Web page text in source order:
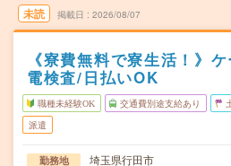
未読 掲載日 2026/08/07
《寮費無料で寮生活！》
電検査/日払いOK
職種未経験OK 交通費別途支給あり
派遣
勤務地
埼玉県行田市